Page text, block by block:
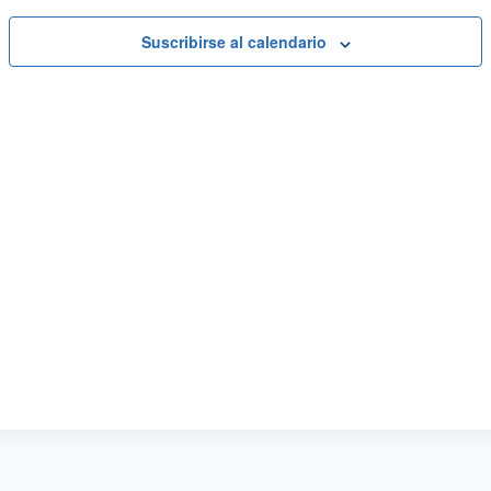
Suscribirse al calendario